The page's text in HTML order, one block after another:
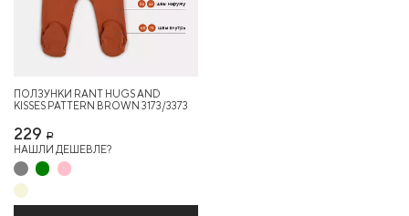
ПОЛЗУНКИ RANT HUGS AND
KISSES PATTERN BROWN 3173/3373
229 Р
НАШЛИ ДЕШЕВЛЕ?